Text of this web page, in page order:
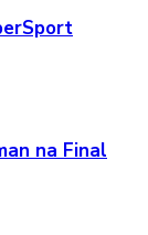
na Final